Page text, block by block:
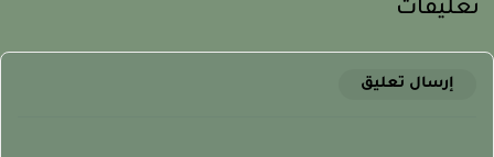
إرسال تعليق